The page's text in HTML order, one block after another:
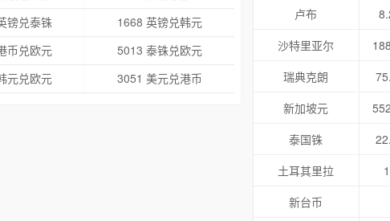
镑兑泰铢
1668 英镑兑韩元
币兑欧元
5013 泰铢兑欧元
元兑欧元 3051 美元兑港币
卢布
沙特里亚尔
瑞典克朗
新加坡元
泰国铢
土耳其里拉
新台币